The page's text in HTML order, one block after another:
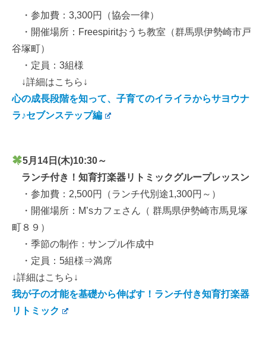
・参加費：3,300円（協会一律）
・開催場所：Freespiritおうち教室（群馬県伊勢崎市戸
谷塚町）
・定員：3組様
↓詳細はこちら↓
心の成長段階を知って、子育てのイライラからサヨウナ
ラ♪セブンステップ編
5月14日(木)10:30～
ランチ付き！知育打楽器リトミックグループレッスン
・参加費：2,500円（ランチ代別途1,300円～）
・開催場所：M’sカフェさん（ 群馬県伊勢崎市馬見塚
町８９）
・季節の制作：サンプル作成中
・定員：5組様⇒満席
↓詳細はこちら↓
我が子の才能を基礎から伸ばす！ランチ付き知育打楽器
リトミック